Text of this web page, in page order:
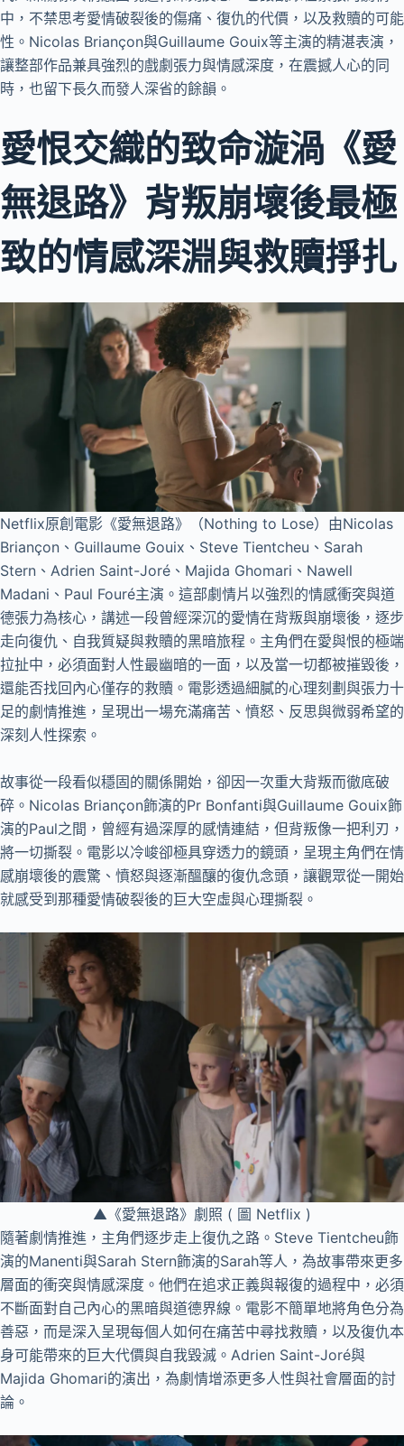
中，不禁思考愛情破裂後的傷痛、復仇的代價，以及救贖的可能
性。Nicolas Briançon與Guillaume Gouix等主演的精湛表演，
讓整部作品兼具強烈的戲劇張力與情感深度，在震撼人心的同
時，也留下長久而發人深省的餘韻。
愛恨交織的致命漩渦《愛
無退路》背叛崩壞後最極
致的情感深淵與救贖掙扎
Netflix原創電影《愛無退路》（Nothing to Lose）由Nicolas
Briançon、Guillaume Gouix、Steve Tientcheu、Sarah
Stern、Adrien Saint-Joré、Majida Ghomari、Nawell
Madani、Paul Fouré主演。這部劇情片以強烈的情感衝突與道
德張力為核心，講述一段曾經深沉的愛情在背叛與崩壞後，逐步
走向復仇、自我質疑與救贖的黑暗旅程。主角們在愛與恨的極端
拉扯中，必須面對人性最幽暗的一面，以及當一切都被摧毀後，
還能否找回內心僅存的救贖。電影透過細膩的心理刻劃與張力十
足的劇情推進，呈現出一場充滿痛苦、憤怒、反思與微弱希望的
深刻人性探索。
故事從一段看似穩固的關係開始，卻因一次重大背叛而徹底破
碎。Nicolas Briançon飾演的Pr Bonfanti與Guillaume Gouix飾
演的Paul之間，曾經有過深厚的感情連結，但背叛像一把利刃，
將一切撕裂。電影以冷峻卻極具穿透力的鏡頭，呈現主角們在情
感崩壞後的震驚、憤怒與逐漸醞釀的復仇念頭，讓觀眾從一開始
就感受到那種愛情破裂後的巨大空虛與心理撕裂。
▲《愛無退路》劇照 ( 圖 Netflix )
隨著劇情推進，主角們逐步走上復仇之路。Steve Tientcheu飾
演的Manenti與Sarah Stern飾演的Sarah等人，為故事帶來更多
層面的衝突與情感深度。他們在追求正義與報復的過程中，必須
不斷面對自己內心的黑暗與道德界線。電影不簡單地將角色分為
善惡，而是深入呈現每個人如何在痛苦中尋找救贖，以及復仇本
身可能帶來的巨大代價與自我毀滅。Adrien Saint-Joré與
Majida Ghomari的演出，為劇情增添更多人性與社會層面的討
論。